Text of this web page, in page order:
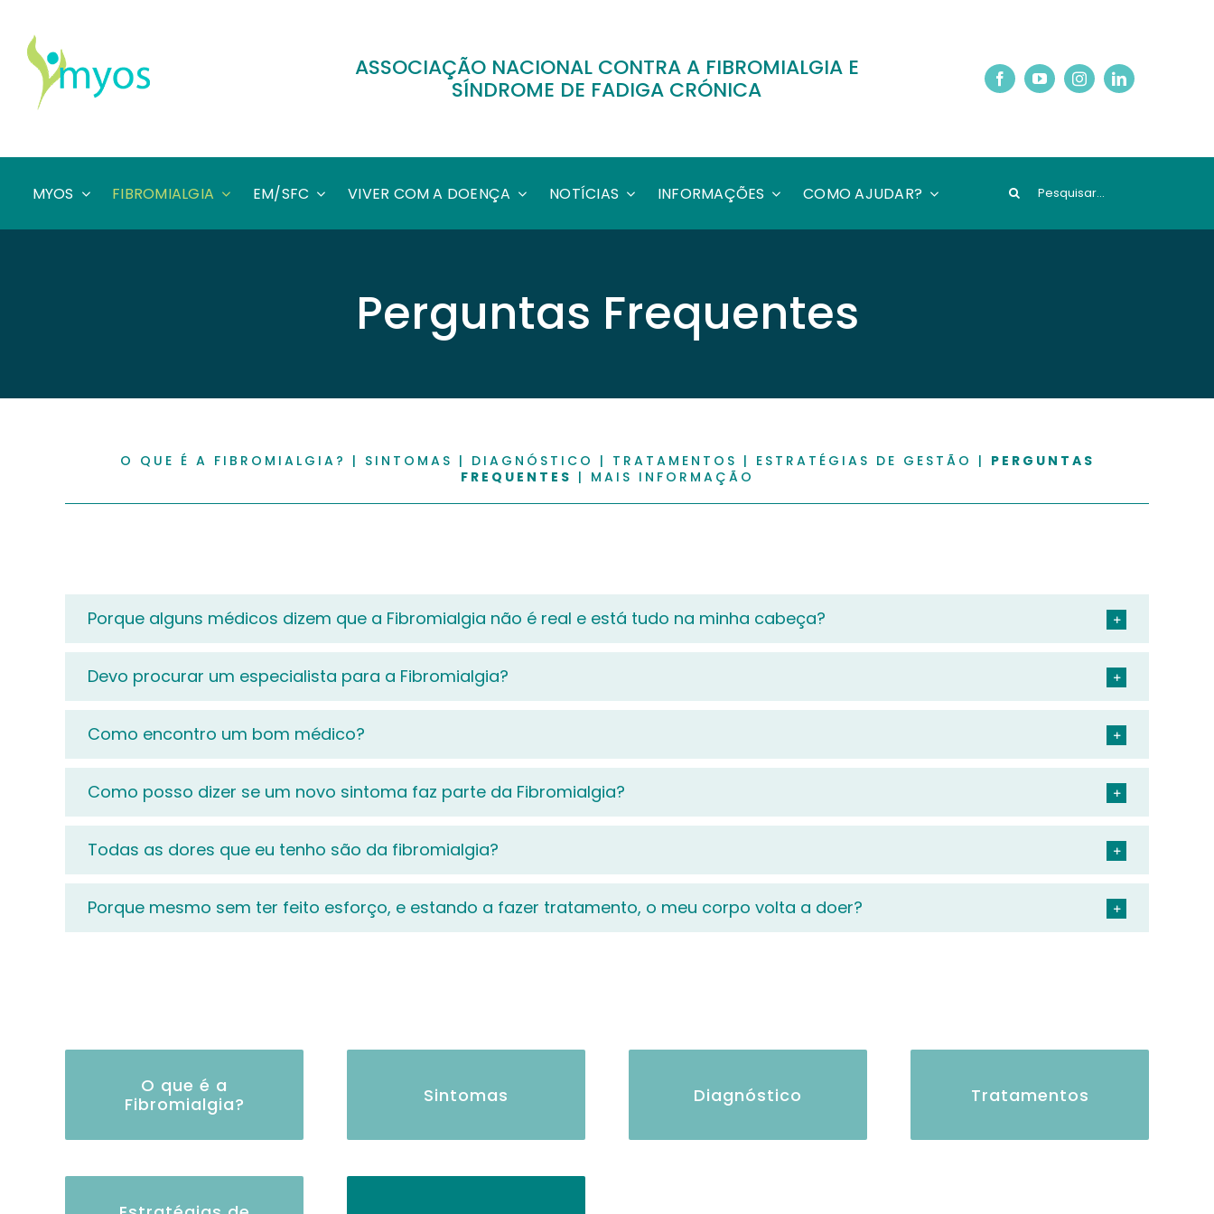
content
ASSOCIAÇÃO NACIONAL CONTRA A FIBROMIALGIA E
SÍNDROME DE FADIGA CRÓNICA
MYOS FIBROMIALGIA EM/SFC VIVER COM A DOENÇA NOTÍCIAS INFORMAÇÕES COMO AJUDAR?
Perguntas Frequentes
O QUE É A FIBROMIALGIA? | SINTOMAS | DIAGNÓSTICO | TRATAMENTOS | ESTRATÉGIAS DE GESTÃO | PERGUNTAS
FREQUENTES | MAIS INFORMAÇÃO
Porque alguns médicos dizem que a Fibromialgia não é real e está tudo na minha cabeça?
Devo procurar um especialista para a Fibromialgia?
Como encontro um bom médico?
Como posso dizer se um novo sintoma faz parte da Fibromialgia?
Todas as dores que eu tenho são da fibromialgia?
Porque mesmo sem ter feito esforço, e estando a fazer tratamento, o meu corpo volta a doer?
O que é a
Fibromialgia?
Sintomas Diagnóstico Tratamentos